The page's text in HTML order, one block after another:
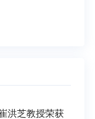
洪芝教授荣获